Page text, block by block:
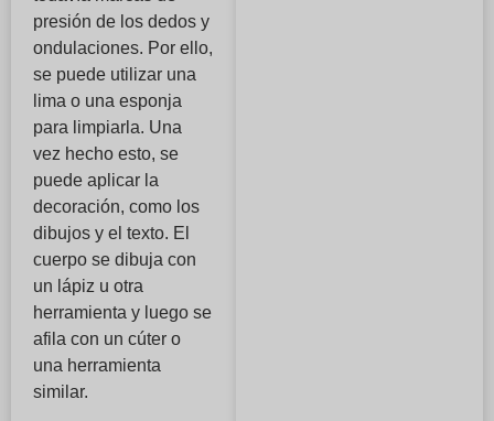
presión de los dedos y
ondulaciones. Por ello,
se puede utilizar una
lima o una esponja
para limpiarla. Una
vez hecho esto, se
puede aplicar la
decoración, como los
dibujos y el texto. El
cuerpo se dibuja con
un lápiz u otra
herramienta y luego se
afila con un cúter o
una herramienta
similar.